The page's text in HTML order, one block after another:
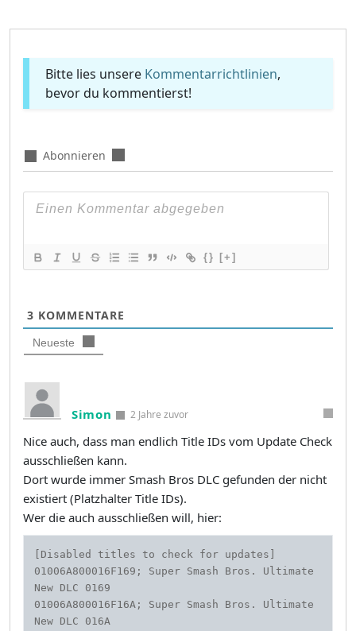
Bitte lies unsere Kommentarrichtlinien,
bevor du kommentierst!
Abonnieren
{} [+]
3 KOMMENTARE
Neueste
Simon 2 Jahre zuvor
Nice auch, dass man endlich Title IDs vom Update Check
ausschließen kann.
Dort wurde immer Smash Bros DLC gefunden der nicht
existiert (Platzhalter Title IDs).
Wer die auch ausschließen will, hier:
[Disabled titles to check for updates]
01006A800016F169; Super Smash Bros. Ultimate
New DLC 0169
01006A800016F16A; Super Smash Bros. Ultimate
New DLC 016A